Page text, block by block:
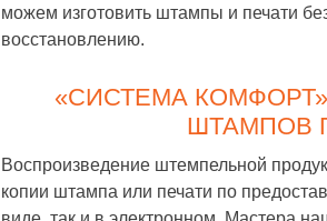
можем изготовить штампы и печати
восстановлению.
«СИСТЕМА
ШТАМПОВ
Воспроизведение штемпельной
копии штампа или печати по